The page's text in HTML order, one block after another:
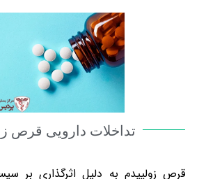
تداخلات دارویی قرص
قرص زولپیدم به دلیل اثرگذاری بر